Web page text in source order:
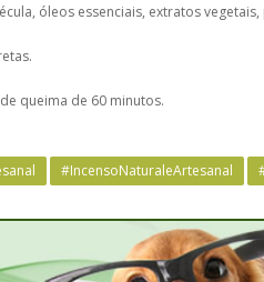
óleos essenciais, extratos
queima de 60 minutos.
#IncensoNaturaleArtesanal